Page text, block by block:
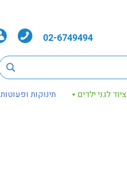
02-6749494
ציוד לגני ילדים תינוקות ופעוטות